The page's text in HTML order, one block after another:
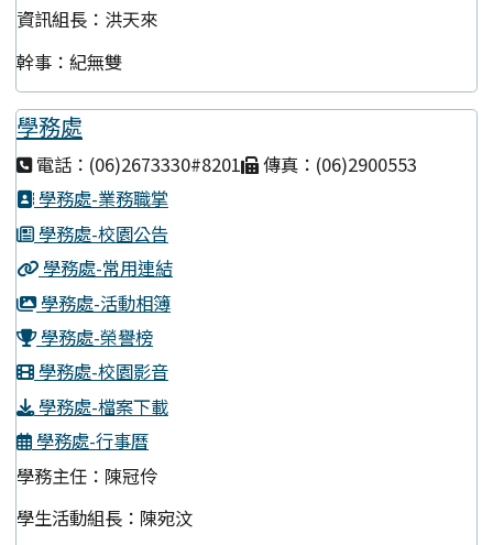
資訊組長：洪天來
幹事：紀無雙
學務處
電話：(06)2673330#8201
傳真：(06)2900553
學務處-業務職掌
學務處-校園公告
學務處-常用連結
學務處-活動相簿
學務處-榮譽榜
學務處-校園影音
學務處-檔案下載
學務處-行事曆
學務主任：陳冠伶
學生活動組長：陳宛汶